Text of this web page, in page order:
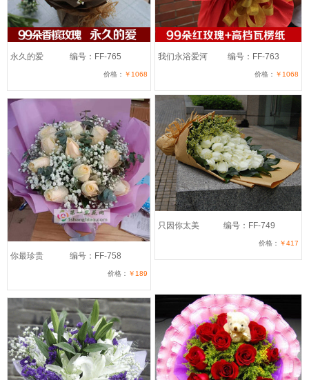
永久的爱 编号：FF-765
价格： ￥1068
我们永浴爱河 编号：FF-763
价格： ￥1068
你最珍贵 编号：FF-758
价格： ￥189
只因你太美 编号：FF-749
价格： ￥417